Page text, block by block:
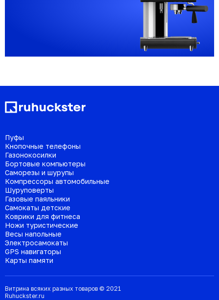
Пуфы
Кнопочные телефоны
Газонокосилки
Бортовые компьютеры
Саморезы и шурупы
Компрессоры автомобильные
Шуруповерты
Газовые паяльники
Самокаты детские
Коврики для фитнеса
Ножи туристические
Весы напольные
Электросамокаты
GPS навигаторы
Карты памяти
Витрина всяких разных товаров © 2021
Ruhuckster.ru